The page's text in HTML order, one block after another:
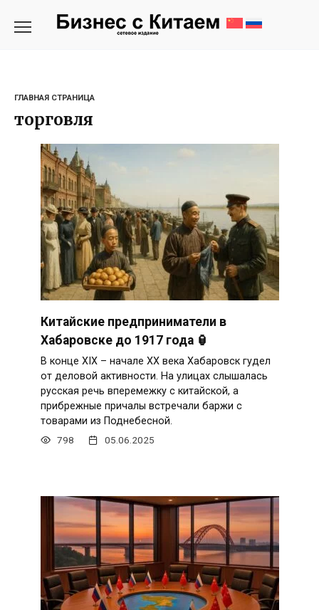
ГЛАВНАЯ СТРАНИЦА
торговля
Китайские предприниматели в
Хабаровске до 1917 года 🏮
В конце XIX – начале XX века Хабаровск гудел
от деловой активности. На улицах слышалась
русская речь вперемежку с китайской, а
прибрежные причалы встречали баржи с
товарами из Поднебесной.
798 05.06.2025